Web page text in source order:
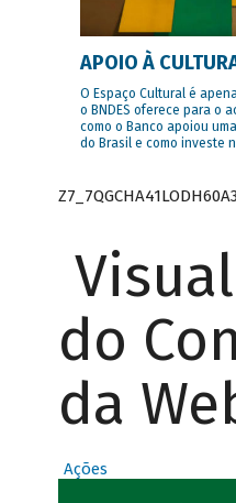
APOIO À
O Espaço Cultural é
o BNDES oferece para o
como o Banco apoiou
do Brasil e como investe
do
da
Ações